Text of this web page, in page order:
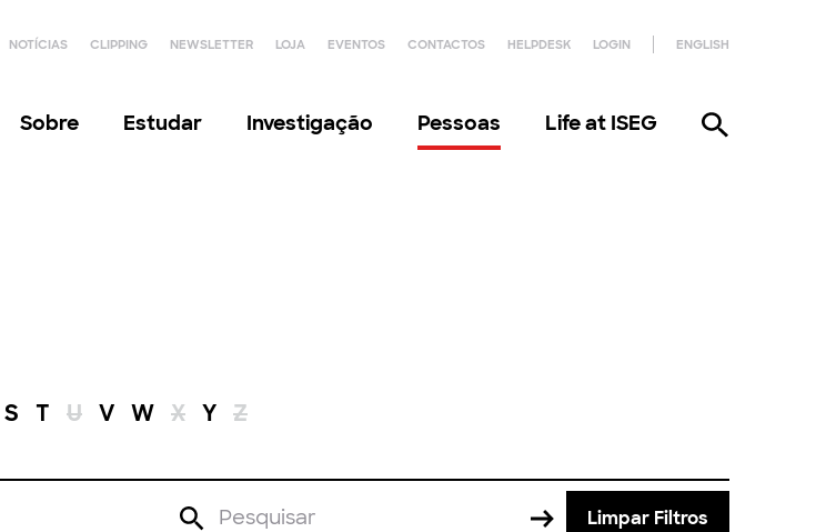
NOTÍCIAS CLIPPING NEWSLETTER LOJA EVENTOS CONTACTOS HELPDESK LOGIN ENGLISH
Sobre Estudar Investigação Pessoas Life at ISEG
S T U V W X Y Z
Limpar Filtros